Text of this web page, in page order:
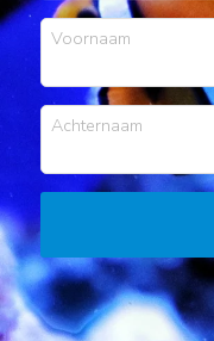
Voornaam
Achternaam